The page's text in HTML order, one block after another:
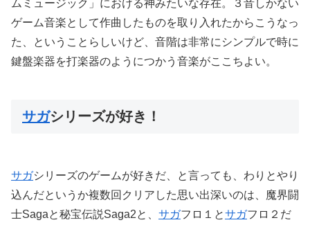
ムミュージック」における神みたいな存在。３音しかない
ゲーム音楽として作曲したものを取り入れたからこうなっ
た、ということらしいけど、音階は非常にシンプルで時に
鍵盤楽器を打楽器のようにつかう音楽がここちよい。
サガシリーズが好き！
サガシリーズのゲームが好きだ、と言っても、わりとやり
込んだというか複数回クリアした思い出深いのは、魔界闘
士Sagaと秘宝伝説Saga2と、 サガフロ１とサガフロ２だ